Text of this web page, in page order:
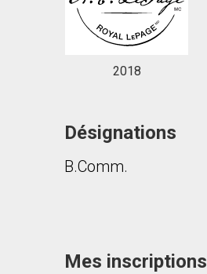
2018
Désignations
B.Comm.
Mes inscriptions